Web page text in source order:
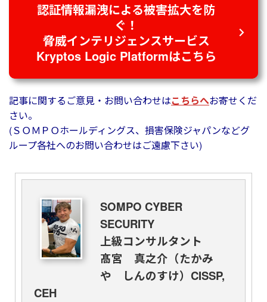
認証情報漏洩による被害拡大を防
ぐ！
脅威インテリジェンスサービス
Kryptos Logic Platformはこちら
記事に関するご意見・お問い合わせはこちらへお寄せくだ
さい。
(ＳＯＭＰＯホールディングス、損害保険ジャパンなどグ
ループ各社へのお問い合わせはご遠慮下さい)
SOMPO CYBER
SECURITY
上級コンサルタント
髙宮 真之介（たかみ
や しんのすけ）CISSP,
CEH